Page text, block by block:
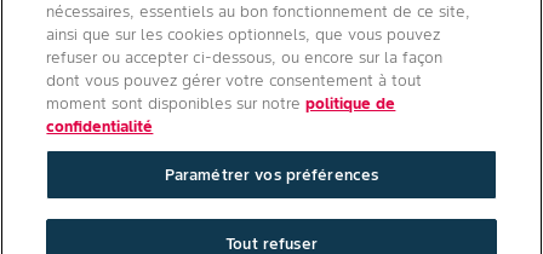
Suivez-nous
Conditions générales d'utilisation
Politique de confidentialité site
nécessaires, essentiels au bon fonctionnement de ce site,
ainsi que sur les cookies optionnels, que vous pouvez
refuser ou accepter ci-dessous, ou encore sur la façon
dont vous pouvez gérer votre consentement à tout
moment sont disponibles sur notrepolitique de
confidentialité
Paramétrer vos préférences
Tout refuser